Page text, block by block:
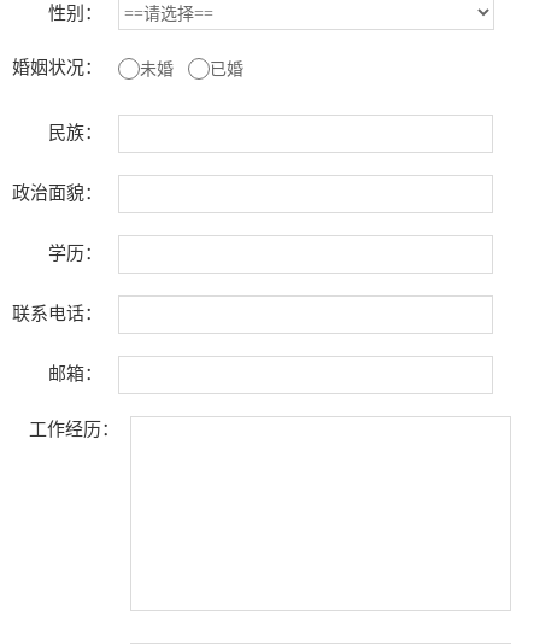
性别：
婚姻状况： 未婚 已婚
民族：
政治面貌：
学历：
联系电话：
邮箱：
工作经历：